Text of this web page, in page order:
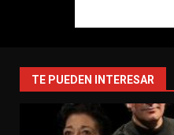
TE PUEDEN INTERESAR